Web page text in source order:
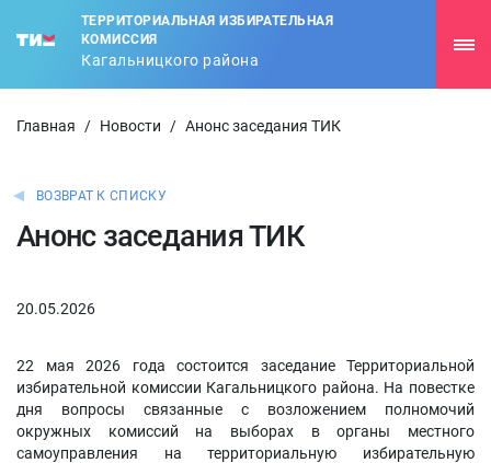
ТЕРРИТОРИАЛЬНАЯ ИЗБИРАТЕЛЬНАЯ
КОМИССИЯ
Кагальницкого района
Главная / Новости / Анонс заседания ТИК
ВОЗВРАТ К СПИСКУ
Анонс заседания ТИК
20.05.2026
22 мая 2026 года состоится заседание Территориальной
избирательной комиссии Кагальницкого района. На повестке
дня вопросы связанные с возложением полномочий
окружных комиссий на выборах в органы местного
самоуправления на территориальную избирательную